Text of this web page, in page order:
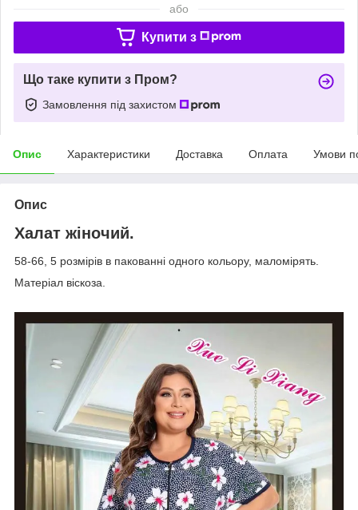
або
Купити з
Що таке купити з Пром?
Замовлення під захистом
Опис Характеристики Доставка Оплата Умови
Опис
Халат жіночий.
58-66, 5 розмірів в пакованні одного кольору, маломірять.
Матеріал віскоза.